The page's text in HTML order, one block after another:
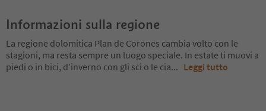
Informazioni sulla regione
La regione dolomitica Plan de Corones cambia volto con le
stagioni, ma resta sempre un luogo speciale. In estate ti muovi a
piedi o in bici, d’inverno con gli sci o le cia... Leggi tutto